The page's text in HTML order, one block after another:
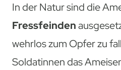
In der Natur sind die
Fressfeinden
wehrlos zum Opfer zu
Soldatinnen das